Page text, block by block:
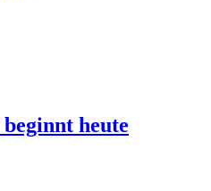
heute